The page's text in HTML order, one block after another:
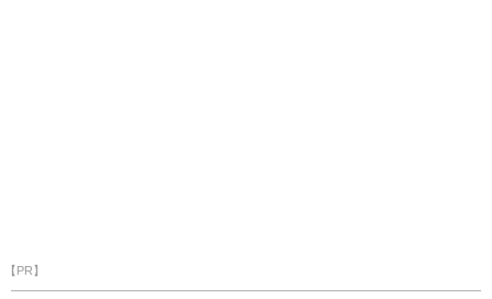
【PR】